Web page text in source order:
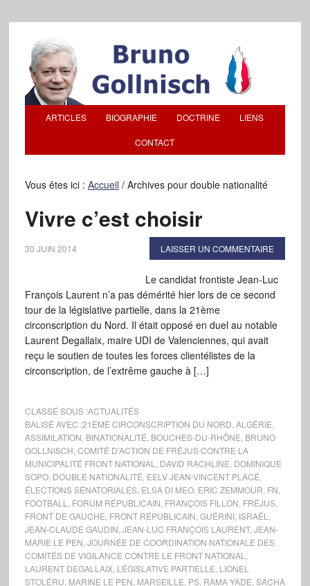
ARTICLES BIOGRAPHIE DOCTRINE LIENS
CONTACT
Vous êtes ici : Accueil /Archives pour double nationalité
Vivre c’est choisir
30 JUIN 2014 LAISSER UN COMMENTAIRE
Le candidat frontiste Jean-Luc
François Laurent n’a pas démérité hier lors de ce second
tour de la législative partielle, dans la 21ème
circonscription du Nord. Il était opposé en duel au notable
Laurent Degallaix, maire UDI de Valenciennes, qui avait
reçu le soutien de toutes les forces clientélistes de la
circonscription, de l’extrême gauche à […]
CLASSÉ SOUS :ACTUALITÉS
BALISÉ AVEC :21ÈME CIRCONSCRIPTION DU NORD ALGÉRIE
ASSIMILATION BINATIONALITÉ BOUCHES-DU-RHÔNE BRUNO
GOLLNISCH COMITÉ D'ACTION DE FRÉJUS CONTRE LA
MUNICIPALITÉ FRONT NATIONAL
DAVID RACHLINE DOMINIQUE
SOPO, DOUBLE NATIONALITÉ EELV JEAN-VINCENT PLACÉ
ÉLECTIONS SÉNATORIALES, ELSA DI MEO, ERIC ZEMMOUR FN
FOOTBALL
FORUM RÉPUBLICAIN FRANÇOIS FILLON FRÉJUS,
FRONT DE GAUCHE FRONT RÉPUBLICAIN GUÉRINI, ISRAËL
JEAN-CLAUDE GAUDIN JEAN-LUC FRANÇOIS LAURENT, JEAN-
MARIE LE PEN JOURNÉE DE COORDINATION NATIONALE DES
COMITÉS DE VIGILANCE CONTRE LE FRONT NATIONAL
LAURENT DEGALLAIX, LÉGISLATIVE PARTIELLE LIONEL
STOLÉRU MARINE LE PEN MARSEILLE PS, RAMA YADE SACHA